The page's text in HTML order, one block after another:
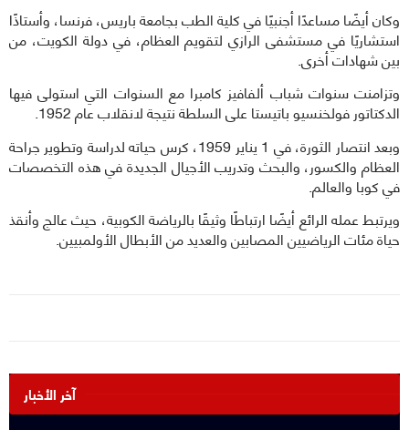
وكان أيضًا مساعدًا أجنبيًا في كلية الطب بجامعة باريس، فرنسا، وأستاذًا
استشاريًا في مستشفى الرازي لتقويم العظام، في دولة الكويت، من
بين شهادات أخرى.
وتزامنت سنوات شباب ألفافيز كامبرا مع السنوات التي استولى فيها
الدكتاتور فولخنسيو باتيستا على السلطة نتيجة لانقلاب عام 1952.
وبعد انتصار الثورة، في 1 يناير 1959، كرس حياته لدراسة وتطوير جراحة
العظام والكسور، والبحث وتدريب الأجيال الجديدة في هذه التخصصات
في كوبا والعالم.
ويرتبط عمله الرائع أيضًا ارتباطًا وثيقًا بالرياضة الكوبية، حيث عالج وأنقذ
حياة مئات الرياضيين المصابين والعديد من الأبطال الأولمبيين.
آخر الأخبار